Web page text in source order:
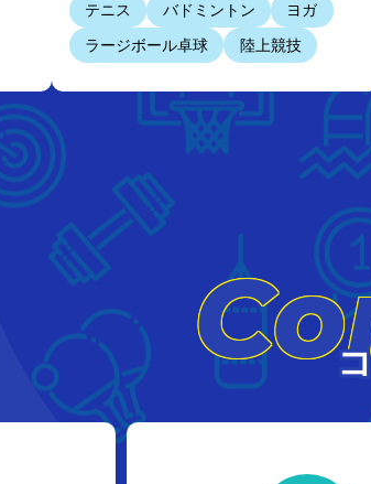
テニス
バドミントン
ヨガ
ラージボール卓球
陸上競技